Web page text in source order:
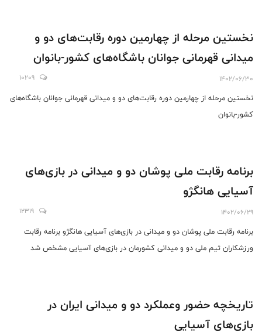
نخستین مرحله از چهارمین دوره رقابت‌های دو و
میدانی قهرمانی جوانان باشگاه‌های کشور-بانوان
1402/06/30
10209
نخستین مرحله از چهارمین دوره رقابت‌های دو و میدانی قهرمانی جوانان باشگاه‌های
کشور-بانوان
برنامه رقابت ملی پوشان دو و میدانی در بازی‌های
آسیایی هانگژو
1402/06/29
12319
برنامه رقابت ملی پوشان دو و میدانی در بازی‌های آسیایی هانگژو برنامه رقابت
ورزشکاران تیم ملی دو و میدانی کشورمان در بازی‌های آسیایی مشخص شد
تاریخچه حضور وعملکرد دو و میدانی ایران در
بازی‌های آسیایی